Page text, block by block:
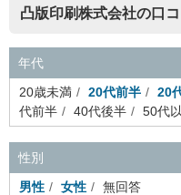
凸版印刷株式会社の口
年代
20歳未満
20代前半 20
代前半
40代後半 50代
性別
男性
女性 無回答